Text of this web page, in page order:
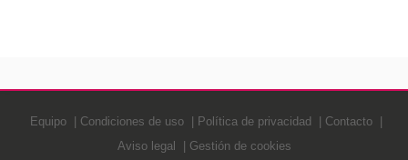
Equipo Condiciones de uso Política de privacidad
Contacto
Aviso legal
Gestión de cookies